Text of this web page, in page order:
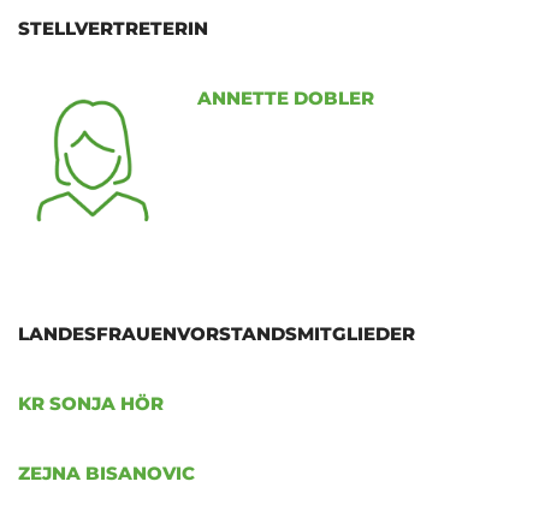
STELLVERTRETERIN
ANNETTE DOBLER
LANDESFRAUENVORSTANDSMITGLIEDER
KR SONJA HÖR
ZEJNA BISANOVIC